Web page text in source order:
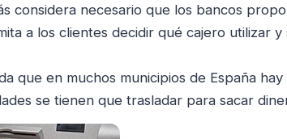
considera necesario que los bancos
a los clientes decidir qué cajero utilizar
que en muchos municipios de España hay
se tienen que trasladar para sacar